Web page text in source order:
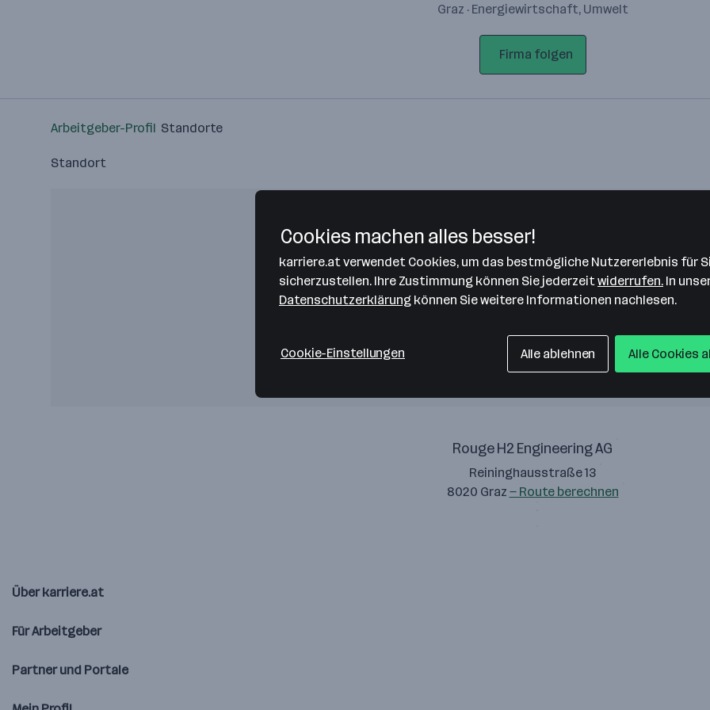
Graz · Energiewirtschaft, Umwelt
Firma folgen
Arbeitgeber-Profil Standorte
Standort
Bitte stimme unseren Cookie-
Richtlinien zu, um diese Karte
anzuzeigen.
Zustimmung geben
Rouge H2 Engineering AG
Reininghausstraße 13
8020 Graz — Route berechnen
Über karriere.at
Für Arbeitgeber
Partner und Portale
Cookies machen alles besser!
karriere.at verwendet Cookies, um das bestmögliche Nutzererlebnis für
sicherzustellen. Ihre Zustimmung können Sie jederzeit widerrufen. In
Datenschutzerklärung können Sie weitere Informationen nachlesen.
Cookie-Einstellungen Alle ablehnen Alle Cookies